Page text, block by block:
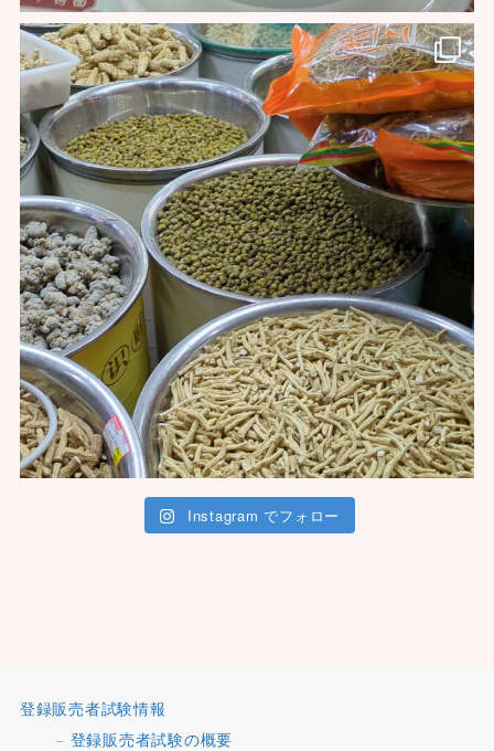
Instagram でフォロー
登録販売者試験情報
登録販売者試験の概要